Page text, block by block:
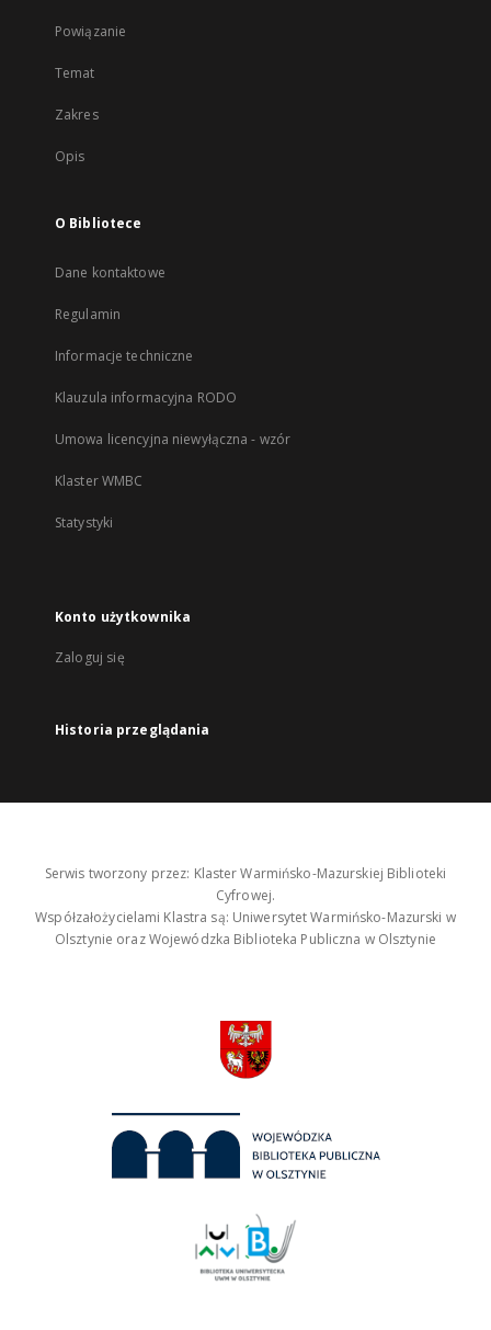
Powiązanie
Temat
Zakres
Opis
O Bibliotece
Dane kontaktowe
Regulamin
Informacje techniczne
Klauzula informacyjna RODO
Umowa licencyjna niewyłączna - wzór
Klaster WMBC
Statystyki
Konto użytkownika
Zaloguj się
Historia przeglądania
Serwis tworzony przez: Klaster Warmińsko-Mazurskiej Biblioteki
Cyfrowej.
Współzałożycielami Klastra są: Uniwersytet Warmińsko-Mazurski w
Olsztynie oraz Wojewódzka Biblioteka Publiczna w Olsztynie